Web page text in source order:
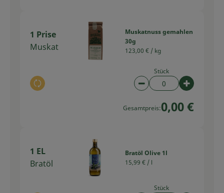
1 Prise
Muskat
Auswahl ändern
Muskatnuss gemahlen
30g
123,00 € / kg
Stück
Artikelanzahl
Gesamtpreis:0,00 €
1 EL
Bratöl
Bratöl Olive 1l
15,99 € / l
Stück